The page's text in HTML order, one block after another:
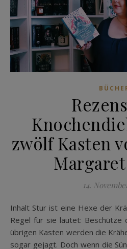
zwölf Kasten
14.
Inhalt Stur ist eine Hexe der Krähen Kaste. Die wichtigste
Regel für sie lautet: Beschütze
übrigen Kasten werden die
sogar gejagt. Doch wenn die